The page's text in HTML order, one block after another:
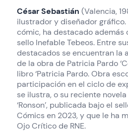
César Sebastián (Valencia,
ilustrador y diseñador gráfico.
cómic, ha destacado además
sello Inefable Tebeos. Entre
destacados se encuentran la
de la obra de Patricia Pardo
libro ‘Patricia Pardo. Obra
participación en el ciclo de
se ilustra, o su reciente
‘Ronson’, publicada bajo el
Cómics en 2023, y que le ha
Ojo Crítico de RNE.